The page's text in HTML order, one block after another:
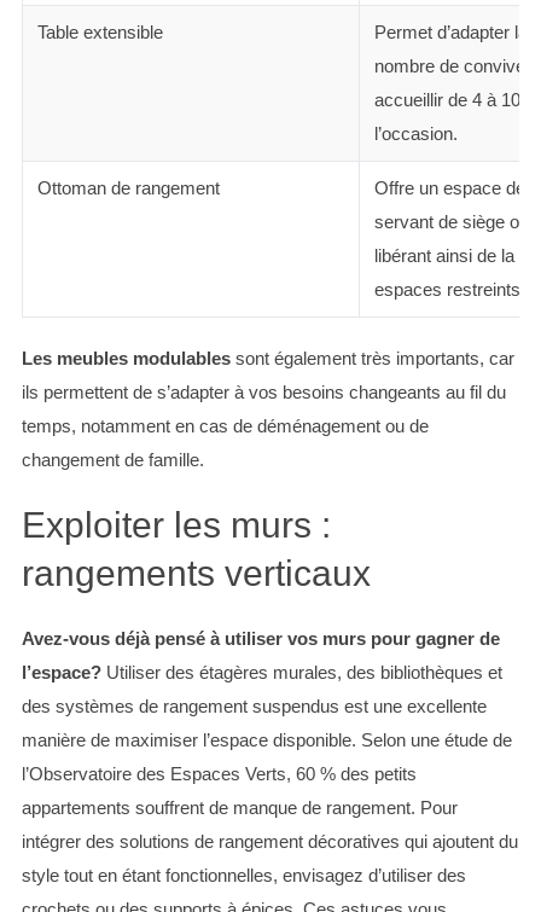
Table extensible
Permet d’adapter la
nombre de
accueillir de 4 à 10
l’occasion.
Ottoman de rangement
Offre un espace de
servant de siège ou
libérant ainsi de la
espaces restreints.
Les meubles modulablessont également très importants, car
ils permettent de s’adapter à vos besoins changeants au fil du
temps, notamment en cas de déménagement ou de
changement de famille.
Exploiter les murs :
rangements verticaux
Avez-vous déjà pensé à utiliser vos murs pour gagner de
l’espace?Utiliser des étagères murales, des bibliothèques et
des systèmes de rangement suspendus est une excellente
manière de maximiser l’espace disponible. Selon une étude de
l’Observatoire des Espaces Verts, 60 % des petits
appartements souffrent de manque de rangement. Pour
intégrer des solutions de rangement décoratives qui ajoutent du
style tout en étant fonctionnelles, envisagez d’utiliser des